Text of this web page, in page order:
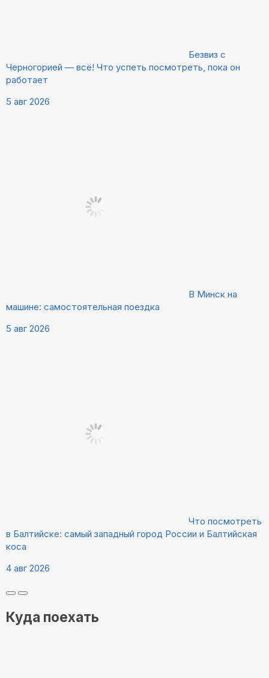
Безвиз с
Черногорией — всё! Что успеть посмотреть, пока он
работает
5 авг 2026
В Минск на
машине: самостоятельная поездка
5 авг 2026
Что посмотреть
в Балтийске: самый западный город России и Балтийская
коса
4 авг 2026
Куда поехать